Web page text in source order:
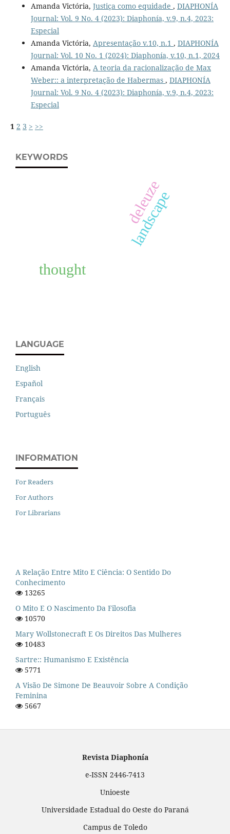
Amanda Victória, Justiça como equidade , DIAPHONÍA
Journal: Vol. 9 No. 4 (2023): Diaphonía, v.9, n.4, 2023:
Especial
Amanda Victória, Apresentação v.10, n.1 , DIAPHONÍA
Journal: Vol. 10 No. 1 (2024): Diaphonía, v.10, n.1, 2024
Amanda Victória, A teoria da racionalização de Max
Weber:: a interpretação de Habermas , DIAPHONÍA
Journal: Vol. 9 No. 4 (2023): Diaphonía, v.9, n.4, 2023:
Especial
1 2 3 > >>
KEYWORDS
deleuze
landscape
thought
LANGUAGE
English
Español
Français
Português
INFORMATION
For Readers
For Authors
For Librarians
A Relação Entre Mito E Ciência: O Sentido Do
Conhecimento
13265
O Mito E O Nascimento Da Filosofia
10570
Mary Wollstonecraft E Os Direitos Das Mulheres
10483
Sartre:: Humanismo E Existência
5771
A Visão De Simone De Beauvoir Sobre A Condição
Feminina
5667
Revista Diaphonía
e-ISSN 2446-7413
Unioeste
Universidade Estadual do Oeste do Paraná
Campus de Toledo